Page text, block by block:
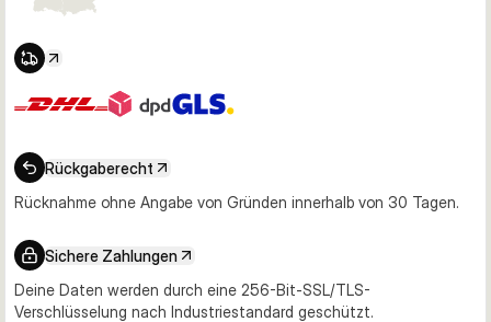
Rückgaberecht
Rücknahme ohne Angabe von Gründen innerhalb von 30 Tagen.
Sichere Zahlungen
Deine Daten werden durch eine 256-Bit-SSL/TLS-
Verschlüsselung nach Industriestandard geschützt.